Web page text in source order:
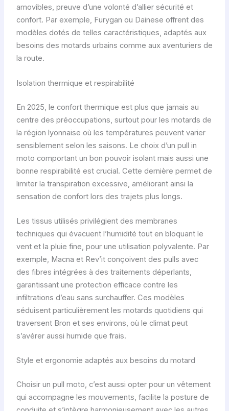
amovibles, preuve d’une volonté d’allier sécurité et
confort. Par exemple, Furygan ou Dainese offrent des
modèles dotés de telles caractéristiques, adaptés aux
besoins des motards urbains comme aux aventuriers de
la route.
Isolation thermique et respirabilité
En 2025, le confort thermique est plus que jamais au
centre des préoccupations, surtout pour les motards de
la région lyonnaise où les températures peuvent varier
sensiblement selon les saisons. Le choix d’un pull in
moto comportant un bon pouvoir isolant mais aussi une
bonne respirabilité est crucial. Cette dernière permet de
limiter la transpiration excessive, améliorant ainsi la
sensation de confort lors des trajets plus longs.
Les tissus utilisés privilégient des membranes
techniques qui évacuent l’humidité tout en bloquant le
vent et la pluie fine, pour une utilisation polyvalente. Par
exemple, Macna et Rev’it conçoivent des pulls avec
des fibres intégrées à des traitements déperlants,
garantissant une protection efficace contre les
infiltrations d’eau sans surchauffer. Ces modèles
séduisent particulièrement les motards quotidiens qui
traversent Bron et ses environs, où le climat peut
s’avérer aussi humide que frais.
Style et ergonomie adaptés aux besoins du motard
Choisir un pull moto, c’est aussi opter pour un vêtement
qui accompagne les mouvements, facilite la posture de